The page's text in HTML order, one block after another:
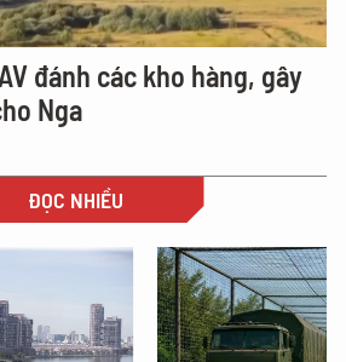
đánh các kho hàng, gây
Nga
ĐỌC NHIỀU